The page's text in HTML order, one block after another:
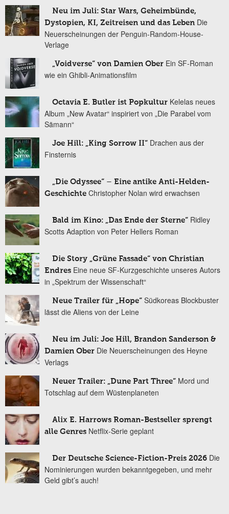
Neu im Juli: Star Wars, Geheimbünde,
Dystopien, KI, Zeitreisen und das Leben Die
Neuerscheinungen der Penguin-Random-House-
Verlage
„Voidverse“ von Damien Ober Ein SF-Roman
wie ein Ghibli-Animationsfilm
Octavia E. Butler ist Popkultur Kelelas neues
Album „New Avatar“ inspiriert von „Die Parabel vom
Sämann“
Joe Hill: „King Sorrow II“ Drachen aus der
Finsternis
„Die Odyssee“ – Eine antike Anti-Helden-
Geschichte Christopher Nolan wird erwachsen
Bald im Kino: „Das Ende der Sterne“ Ridley
Scotts Adaption von Peter Hellers Roman
Die Story „Grüne Fassade“ von Christian
Endres Eine neue SF-Kurzgeschichte unseres Autors
in „Spektrum der Wissenschaft“
Neue Trailer für „Hope“ Südkoreas Blockbuster
lässt die Aliens von der Leine
Neu im Juli: Joe Hill, Brandon Sanderson &
Damien Ober Die Neuerscheinungen des Heyne
Verlags
Neuer Trailer: „Dune Part Three“ Mord und
Totschlag auf dem Wüstenplaneten
Alix E. Harrows Roman-Bestseller sprengt
alle Genres Netflix-Serie geplant
Der Deutsche Science-Fiction-Preis 2026 Die
Nominierungen wurden bekanntgegeben, und mehr
Geld gibt’s auch!